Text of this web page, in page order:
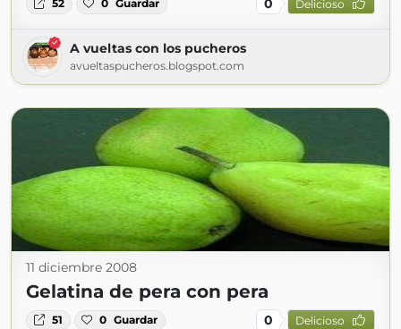
52 0 Guardar 0 Delicioso
A vueltas con los pucheros
avueltaspucheros.blogspot.com
11 diciembre 2008
Gelatina de pera con pera
51 0 Guardar 0 Delicioso